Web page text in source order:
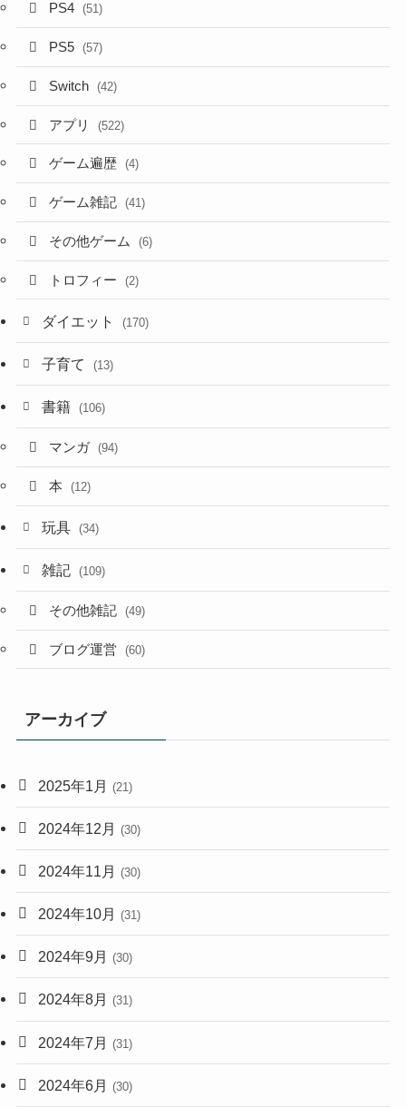
PS4 (51)
PS5 (57)
Switch (42)
アプリ (522)
ゲーム遍歴 (4)
ゲーム雑記 (41)
その他ゲーム (6)
トロフィー (2)
ダイエット (170)
子育て (13)
書籍 (106)
マンガ (94)
本 (12)
玩具 (34)
雑記 (109)
その他雑記 (49)
ブログ運営 (60)
アーカイブ
2025年1月 (21)
2024年12月 (30)
2024年11月 (30)
2024年10月 (31)
2024年9月 (30)
2024年8月 (31)
2024年7月 (31)
2024年6月 (30)